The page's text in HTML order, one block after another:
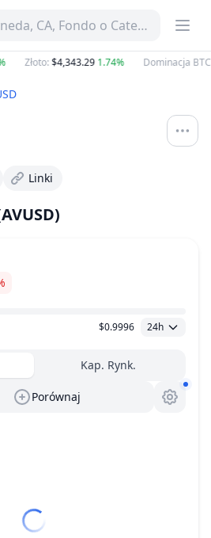
CA, Fondo o Categoría
Złoto:$4,343.291.74% Dominacja BTC
Linki
$0.9996 24h
Kap. Rynk.
Porównaj